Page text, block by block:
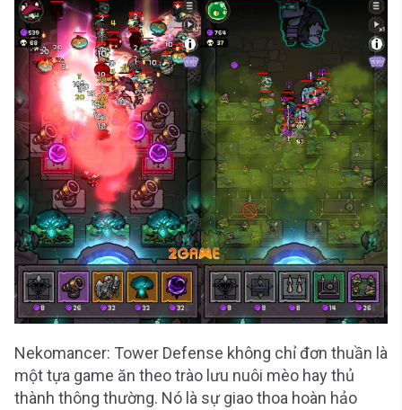
Nekomancer: Tower Defense không chỉ đơn thuần là
một tựa game ăn theo trào lưu nuôi mèo hay thủ
thành thông thường. Nó là sự giao thoa hoàn hảo